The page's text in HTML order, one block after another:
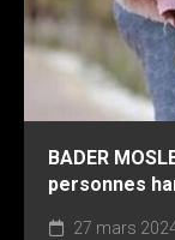
BADER
personnes
27 mars